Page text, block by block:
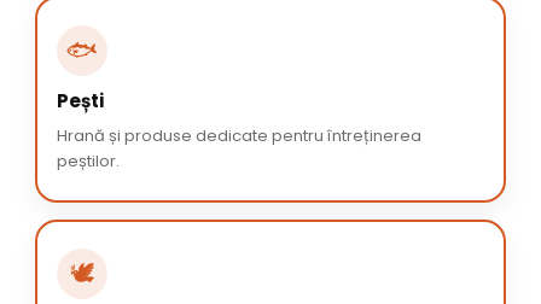
🐟
Pești
Hrană și produse dedicate pentru întreținerea
peștilor.
🕊️